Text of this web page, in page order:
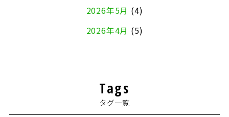
2026年5月 (4)
2026年4月 (5)
2026年1月
Tags
タグ一覧